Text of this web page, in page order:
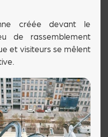
créée devant le
de rassemblement
et visiteurs se mêlent